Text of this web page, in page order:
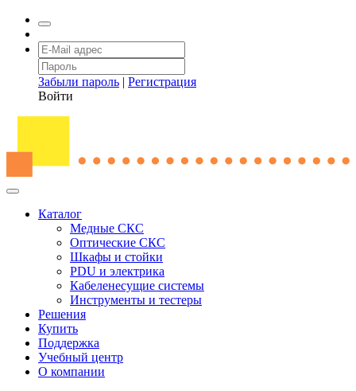
Забыли пароль | Регистрация
Войти
Каталог
Медные СКС
Оптические СКС
Шкафы и стойки
PDU и электрика
Кабеленесущие системы
Инструменты и тестеры
Решения
Купить
Поддержка
Учебный центр
О компании